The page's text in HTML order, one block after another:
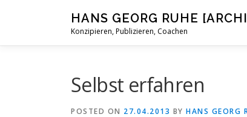
HANS GEORG RUHE
Konzipieren, Publizieren, Coachen
Selbst erfahren
POSTED ON 27.04.2013 BY HANS GEORG